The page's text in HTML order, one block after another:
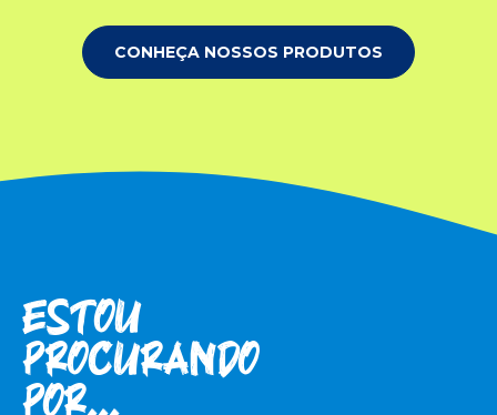
CONHEÇA NOSSOS PRODUTOS
Estou
procuran­do
por...